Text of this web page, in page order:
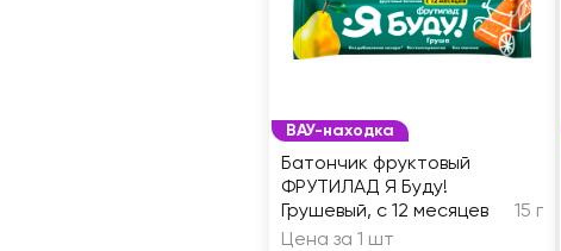
ВАУ-находка
Батончик фруктовый
ФРУТИЛАД Я Буду!
Грушевый, с 12 месяцев
15 г
Цена за 1 шт